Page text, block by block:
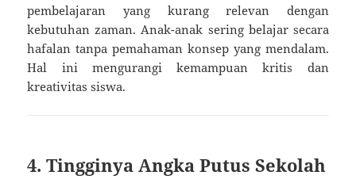
pembelajaran yang kurang relevan dengan
kebutuhan zaman. Anak-anak sering belajar secara
hafalan tanpa pemahaman konsep yang mendalam.
Hal ini mengurangi kemampuan kritis dan
kreativitas siswa.
4. Tingginya Angka Putus Sekolah